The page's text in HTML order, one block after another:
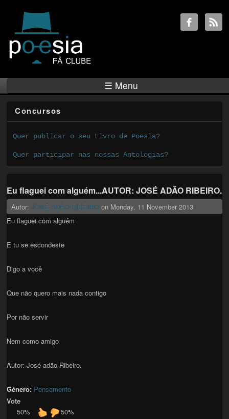
☰ Menu
Concursos
Quer publicar o seu Livro de Poesia?
Quer participar nas nossas Antologias?
Eu flaguei com alguém...AUTOR: JOSÉ ADÃO RIBEIRO.
Autor:JOSÉ ADÃO RIBEIRO on Monday, 11 November 2013
Eu flaguei com alguém
E tu se escondeste
Digo a você
Que não quero mais nada contigo
Por não servir
Nem como amigo
Autor: José adão Ribeiro.
Género: Pensamento
Vote
50%
50%